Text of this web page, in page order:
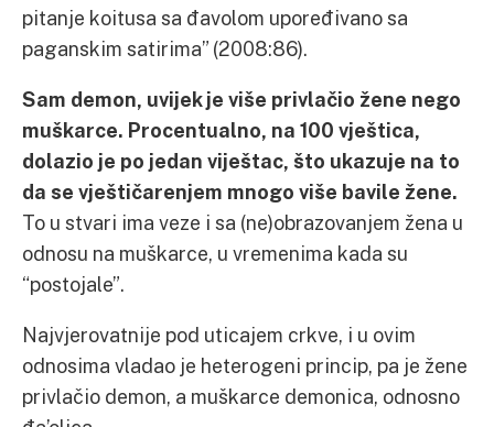
pitanje koitusa sa đavolom upoređivano sa
paganskim satirima” (2008:86).
Sam demon, uvijek je više privlačio žene nego
muškarce. Procentualno, na 100 vještica,
dolazio je po jedan viještac, što ukazuje na to
da se vještičarenjem mnogo više bavile žene.
To u stvari ima veze i sa (ne)obrazovanjem žena u
odnosu na muškarce, u vremenima kada su
“postojale”.
Najvjerovatnije pod uticajem crkve, i u ovim
odnosima vladao je heterogeni princip, pa je žene
privlačio demon, a muškarce demonica, odnosno